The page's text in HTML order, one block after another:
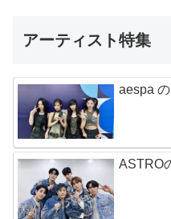
アーティスト特集
aespa
ASTRO